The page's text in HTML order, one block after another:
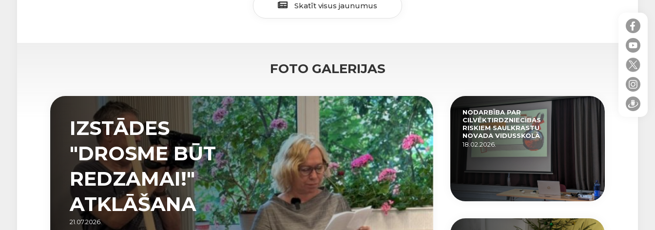
Skatīt visus jaunumus
FOTO GALERIJAS
IZSTĀDES
"DROSME BŪT
REDZAMAI!"
ATKLĀŠANA
21.07.2026.
NODARBĪBA PAR
CILVĒKTIRDZNIECĪBAS
RISKIEM SAULKRASTU
NOVADA VIDUSSKOLĀ
18.02.2026.